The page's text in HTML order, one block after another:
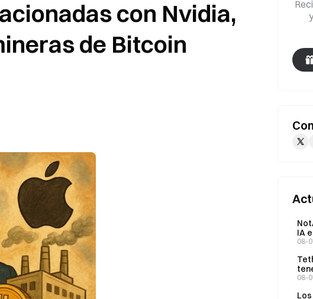
con Nvidia,
de Bitcoin
IA
08-
08-